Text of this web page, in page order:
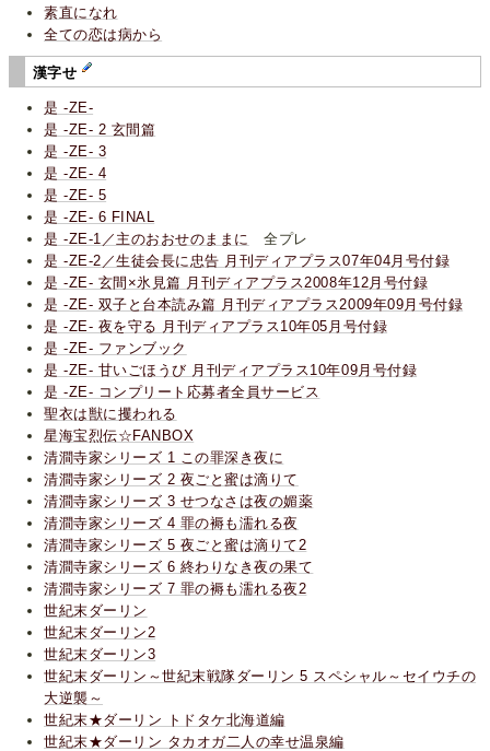
素直になれ
全ての恋は病から
漢字せ
是 -ZE-
是 -ZE- 2 玄間篇
是 -ZE- 3
是 -ZE- 4
是 -ZE- 5
是 -ZE- 6 FINAL
是 -ZE-1／主のおおせのままに
全プレ
是 -ZE-2／生徒会長に忠告 月刊ディアプラス07年04月号付録
是 -ZE- 玄間×氷見篇 月刊ディアプラス2008年12月号付録
是 -ZE- 双子と台本読み篇 月刊ディアプラス2009年09月号付録
是 -ZE- 夜を守る 月刊ディアプラス10年05月号付録
是 -ZE- ファンブック
是 -ZE- 甘いごほうび 月刊ディアプラス10年09月号付録
是 -ZE- コンプリート応募者全員サービス
聖衣は獣に攫われる
星海宝烈伝☆FANBOX
清澗寺家シリーズ 1 この罪深き夜に
清澗寺家シリーズ 2 夜ごと蜜は滴りて
清澗寺家シリーズ 3 せつなさは夜の媚薬
清澗寺家シリーズ 4 罪の褥も濡れる夜
清澗寺家シリーズ 5 夜ごと蜜は滴りて2
清澗寺家シリーズ 6 終わりなき夜の果て
清澗寺家シリーズ 7 罪の褥も濡れる夜2
世紀末ダーリン
世紀末ダーリン2
世紀末ダーリン3
世紀末ダーリン～世紀末戦隊ダーリン 5 スペシャル～セイウチの
大逆襲～
世紀末★ダーリン トドタケ北海道編
世紀末★ダーリン タカオガ二人の幸せ温泉編